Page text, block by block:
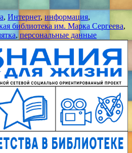
, Интернет, информация,
библиотека им. Марка Сергеева,
, персональные данные